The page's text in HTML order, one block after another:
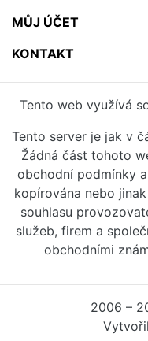
MŮJ ÚČET
KONTAKT
Tento web využívá
Tento server je jak v
Žádná část tohoto
obchodní podmínky
kopírována nebo
souhlasu
služeb, firem a
obchodními
2006 –
Vytvořil